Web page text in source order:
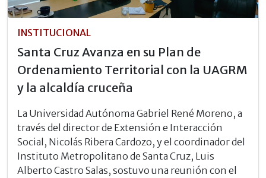
INSTITUCIONAL
Santa Cruz Avanza en su Plan de
Ordenamiento Territorial con la UAGRM
y la alcaldía cruceña
La Universidad Autónoma Gabriel René Moreno, a
través del director de Extensión e Interacción
Social, Nicolás Ribera Cardozo, y el coordinador del
Instituto Metropolitano de Santa Cruz, Luis
Alberto Castro Salas, sostuvo una reunión con el